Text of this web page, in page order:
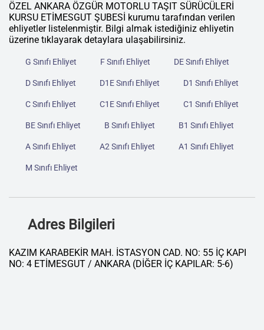
ÖZEL ANKARA ÖZGÜR MOTORLU TAŞIT SÜRÜCÜLERİ
KURSU ETİMESGUT ŞUBESİ kurumu tarafından verilen
ehliyetler listelenmiştir. Bilgi almak istediğiniz ehliyetin
üzerine tıklayarak detaylara ulaşabilirsiniz.
G Sınıfı Ehliyet F Sınıfı Ehliyet DE Sınıfı Ehliyet
D Sınıfı Ehliyet D1E Sınıfı Ehliyet D1 Sınıfı Ehliyet
C Sınıfı Ehliyet C1E Sınıfı Ehliyet C1 Sınıfı Ehliyet
BE Sınıfı Ehliyet B Sınıfı Ehliyet B1 Sınıfı Ehliyet
A Sınıfı Ehliyet A2 Sınıfı Ehliyet A1 Sınıfı Ehliyet
M Sınıfı Ehliyet
Adres Bilgileri
KAZIM KARABEKİR MAH. İSTASYON CAD. NO: 55 İÇ KAPI
NO: 4 ETİMESGUT / ANKARA (DİĞER İÇ KAPILAR: 5-6)